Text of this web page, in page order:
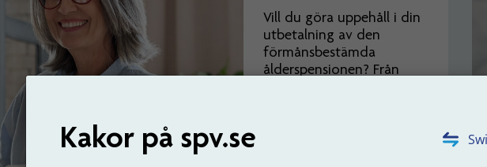
Kakor på spv.se
Vill du göra uppehåll i din
utbetalning av den
förmånsbestämda
ålderspensionen? Från